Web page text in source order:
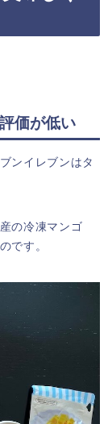
価が低い
ンイレブンはタ
の冷凍マンゴ
です。